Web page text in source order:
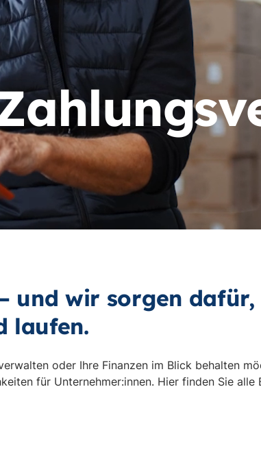
und wir sorgen dafür,
laufen.
oder Ihre Finanzen im Blick behalten
für Unternehmer:innen. Hier finden Sie alle